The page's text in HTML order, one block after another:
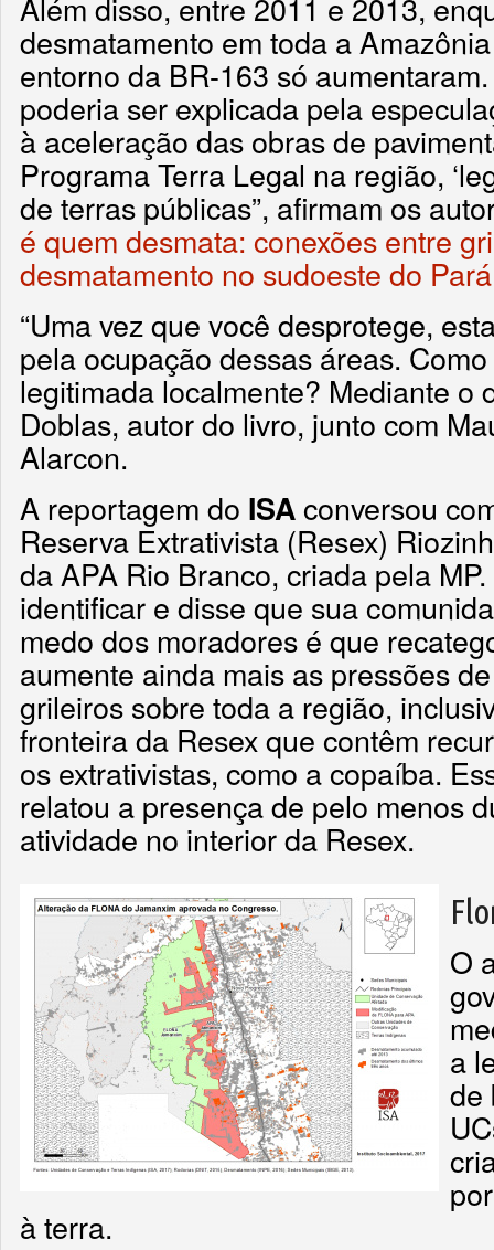
desmatamento em toda a
entorno da BR-163 só
poderia ser explicada pela
à aceleração das obras de
Programa Terra Legal na região,
de terras públicas”, afirmam os
é quem desmata: conexões entre
desmatamento no sudoeste do Pará
“Uma vez que você desprotege,
pela ocupação dessas áreas.
legitimada localmente? Mediante o
Doblas, autor do livro, junto com
Alarcon.
A reportagem do ISAconversou
Reserva Extrativista (Resex)
da APA Rio Branco, criada pela
identificar e disse que sua
medo dos moradores é que
aumente ainda mais as pressões
grileiros sobre toda a região,
fronteira da Resex que contêm
os extrativistas, como a copaíba.
relatou a presença de pelo menos
atividade no interior da Resex.
O
a
de
à terra.